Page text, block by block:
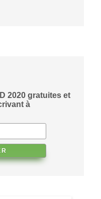
2020 gratuites et
à